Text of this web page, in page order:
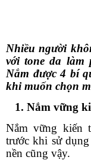
Nhiều người
với tone da làm
Nắm được 4 bí
khi muốn chọn
1. Nắm vững
Nắm vững kiến
trước khi sử
nền cũng vậy.